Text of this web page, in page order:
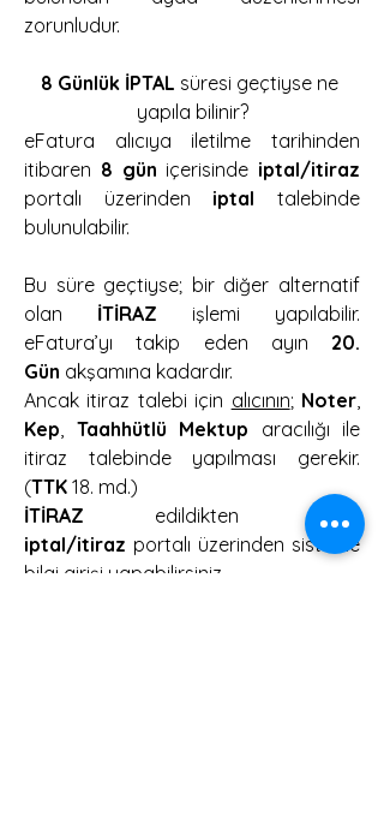
zorunludur.
8 Günlük İPTAL süresi geçtiyse ne
yapıla bilinir?
eFatura alıcıya iletilme tarihinden
itibaren 8 gün içerisinde iptal/itiraz
portalı üzerinden iptal talebinde
bulunulabilir.
Bu süre geçtiyse; bir diğer alternatif
olan İTİRAZ işlemi yapılabilir.
eFatura’yı takip eden ayın 20.
Gün akşamına kadardır.
Ancak itiraz talebi için alıcının; Noter
Kep
Taahhütlü Mektup aracılığı ile
itiraz talebinde yapılması gerekir.
(TTK 18. md.)
İTİRAZ
edildikten sonra
iptal/itiraz portalı üzerinden sisteme
bilgi girişi yapabilirsiniz.